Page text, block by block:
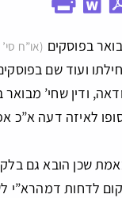
בפוסקים (או”ח
ועוד שם
ודין שחי’
לאיזה דעה א”כ
לדחות דמהרא”י